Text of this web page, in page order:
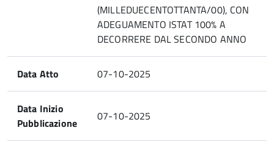
(MILLEDUECENTOTTANTA/00), CON
ADEGUAMENTO ISTAT 100% A
DECORRERE DAL SECONDO ANNO
Data Atto 07-10-2025
Data Inizio
Pubblicazione
07-10-2025